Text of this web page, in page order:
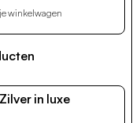
winkelwagen
in luxe